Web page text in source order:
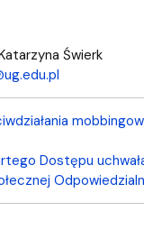
Świerk
Dostępu